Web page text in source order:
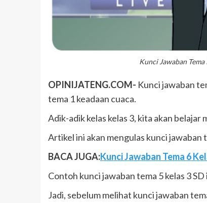
Kunci Jawaban
OPINIJATENG.COM- Kunci jawaban
tema 1 keadaan cuaca.
Adik-adik kelas kelas 3, kita akan belajar
Artikel ini akan mengulas kunci jawaban
BACA JUGA:Kunci Jawaban Tema 6
Contoh kunci jawaban tema 5 kelas 3
Jadi, sebelum melihat kunci jawaban